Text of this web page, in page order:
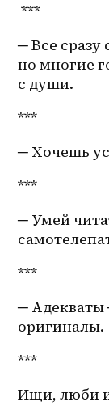
***
─ Все сразу
но многие
с души.
***
─ Хочешь
***
─ Умей
***
─ Адекваты
оригиналы.
***
Ищи, люби и